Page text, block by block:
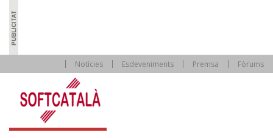
Notícies Esdeveniments Premsa Fòrums